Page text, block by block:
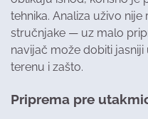
tehnika. Analiza uživo nije
stručnjake — uz malo
navijač može dobiti
terenu i zašto.
Priprema pre